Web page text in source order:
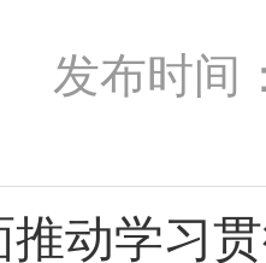
发布时间
推动学习